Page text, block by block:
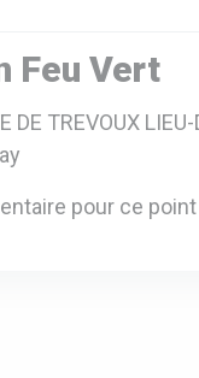
Feu Vert
DE TREVOUX
pour ce